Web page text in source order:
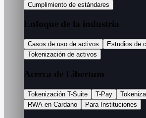
Cumplimiento de estándares
Enfoque de la industria
Casos de uso de activos
Estudios de
Tokenización de activos
Acerca de Libertum
Tokenización T-Suite T-Pay
RWA en Cardano
Para Instituciones